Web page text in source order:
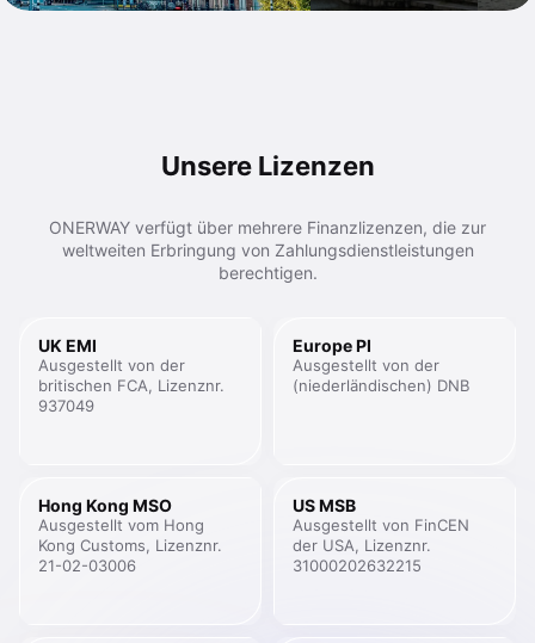
Unsere Lizenzen
ONERWAY verfügt über mehrere Finanzlizenzen, die zur
weltweiten Erbringung von Zahlungsdienstleistungen
berechtigen.
UK EMI
Ausgestellt von der
britischen FCA, Lizenznr.
937049
Europe PI
Ausgestellt von der
(niederländischen) DNB
Hong Kong MSO
Ausgestellt vom Hong
Kong Customs, Lizenznr.
21-02-03006
US MSB
Ausgestellt von FinCEN
der USA, Lizenznr.
31000202632215